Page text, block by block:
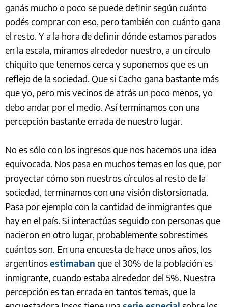
ganás mucho o poco se puede definir según cuánto
podés comprar con eso, pero también con cuánto gana
el resto. Y a la hora de definir dónde estamos parados
en la escala, miramos alrededor nuestro, a un círculo
chiquito que tenemos cerca y suponemos que es un
reflejo de la sociedad. Que si Cacho gana bastante más
que yo, pero mis vecinos de atrás un poco menos, yo
debo andar por el medio. Así terminamos con una
percepción bastante errada de nuestro lugar.
No es sólo con los ingresos que nos hacemos una idea
equivocada. Nos pasa en muchos temas en los que, por
proyectar cómo son nuestros círculos al resto de la
sociedad, terminamos con una visión distorsionada.
Pasa por ejemplo con la cantidad de inmigrantes que
hay en el país. Si interactúas seguido con personas que
nacieron en otro lugar, probablemente sobrestimes
cuántos son. En una encuesta de hace unos años, los
argentinosestimaban que el 30% de la población es
inmigrante, cuando estaba alrededor del 5%. Nuestra
percepción es tan errada en tantos temas, que la